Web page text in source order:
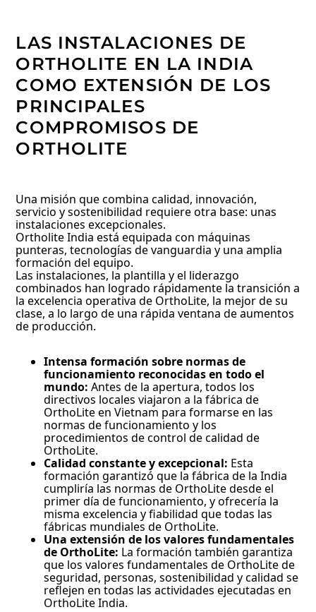
LAS INSTALACIONES DE
ORTHOLITE EN LA INDIA
COMO EXTENSIÓN DE LOS
PRINCIPALES
COMPROMISOS DE
ORTHOLITE
Una misión que combina calidad, innovación,
servicio y sostenibilidad requiere otra base: unas
instalaciones excepcionales.
Ortholite India está equipada con máquinas
punteras, tecnologías de vanguardia y una amplia
formación del equipo.
Las instalaciones, la plantilla y el liderazgo
combinados han logrado rápidamente la transición a
la excelencia operativa de OrthoLite, la mejor de su
clase, a lo largo de una rápida ventana de aumentos
de producción.
Intensa formación sobre normas de
funcionamiento reconocidas en todo el
mundo: Antes de la apertura, todos los
directivos locales viajaron a la fábrica de
OrthoLite en Vietnam para formarse en las
normas de funcionamiento y los
procedimientos de control de calidad de
OrthoLite.
Calidad constante y excepcional: Esta
formación garantizó que la fábrica de la India
cumpliría las normas de OrthoLite desde el
primer día de funcionamiento, y ofrecería la
misma excelencia y fiabilidad que todas las
fábricas mundiales de OrthoLite.
Una extensión de los valores fundamentales
de OrthoLite: La formación también garantiza
que los valores fundamentales de OrthoLite de
seguridad, personas, sostenibilidad y calidad se
reflejen en todas las actividades ejecutadas en
OrthoLite India.